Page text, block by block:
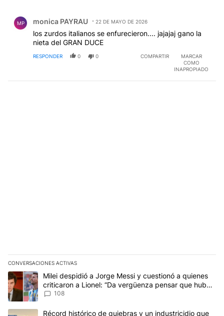
MP monica PAYRAU 22 DE MAYO DE 2026
los zurdos italianos se enfurecieron.... jajajaj gano la
nieta del GRAN DUCE
RESPONDER 0 0 COMPARTIR
MARCAR
COMO
INAPROPIADO
CONVERSACIONES ACTIVAS
Este listado muestra los artículos con más comentarios en los
Un artículo de tendencia con el título "Milei despidió a Jorge
Milei despidió a Jorge Messi y cuestionó a quienes
criticaron a Lionel: “Da vergüenza pensar que hubo
anti-Messi”
108
Un artículo de tendencia con el título "Récord histórico de
Récord histórico de quiebras y un industricidio que